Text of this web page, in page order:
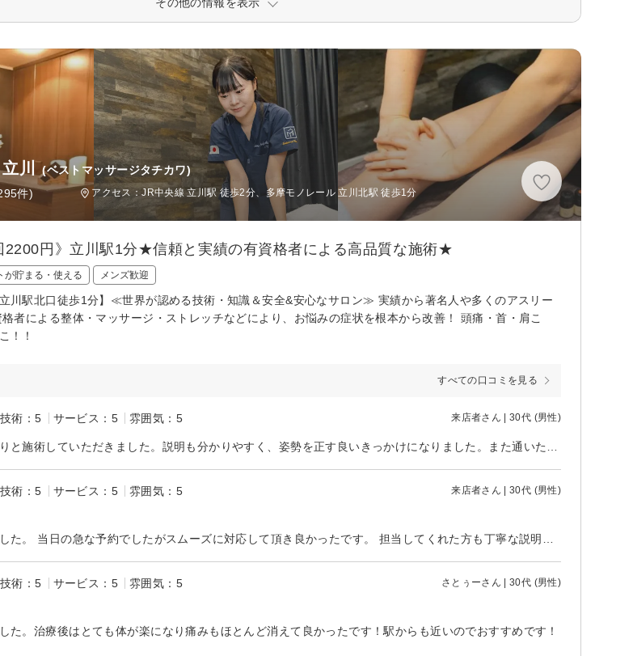
川 (ベストマッサージタチカワ)
件) アクセス：JR中央線 立川駅 徒歩2分、多摩モノレール 立川北駅 徒歩1分
2200円》立川駅1分★信頼と実績の有資格者による高品質な施術★
が貯まる・使える メンズ歓迎
駅北口徒歩1分】≪世界が認める技術・知識＆安全&安心なサロン≫ 実績から著名人や多くのアスリー
者による整体・マッサージ・ストレッチなどにより、お悩みの症状を根本から改善！ 頭痛・首・肩こ
！！
すべての口コミを見る
技術：5 サービス：5 雰囲気：5 来店者さん | 30代 (男性)
技術：5 サービス：5 雰囲気：5 来店者さん | 30代 (男性)
技術：5 サービス：5 雰囲気：5 さとぅーさん | 30代 (男性)
た。治療後はとても体が楽になり痛みもほとんど消えて良かったです！駅からも近いのでおすすめです！